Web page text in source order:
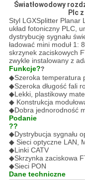
Światłowodowy
Plc
Styl LGXSplitter Planar
układ fotoniczny PLC,
dystrybucję sygnału
ładować mini moduł 1:
skrzynek zaciskowych
zwykle instalowany z
Funkcje??
◆Szeroka
◆Szeroka długość fali
◆Lekki, plastikowy
◆ Konstrukcja
◆Dobra jednorodność
Podanie
??
◆Dystrybucja sygnału
◆ Sieci optyczne LAN,
◆Linki CATV
◆Skrzynka zaciskowa
◆Sieci PON
Dane techniczne